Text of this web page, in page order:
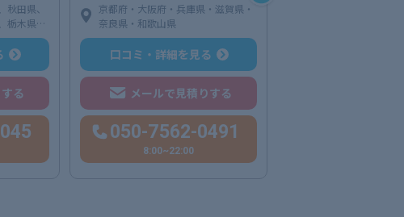
田県、
栃木県、
東京都、
、石川
県、岐阜
県、滋賀
県、奈良
根県、岡
県、佐
県、宮
る
京都府・大阪府・兵庫県・滋賀県・
奈良県・和歌山県
口コミ・詳細を見る
メールで見積りする
050-7562-0491
8:00~22:00